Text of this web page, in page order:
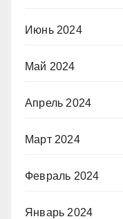
Июнь 2024
Май 2024
Апрель 2024
Март 2024
Февраль 2024
Январь 2024